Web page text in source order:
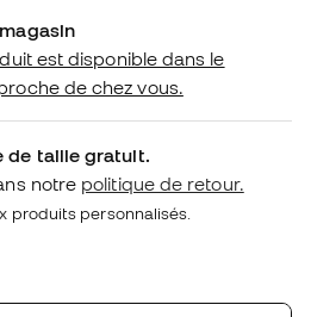
est disponible dans le
de chez vous.
de taille gratuit.
notre politique de retour.
produits personnalisés.